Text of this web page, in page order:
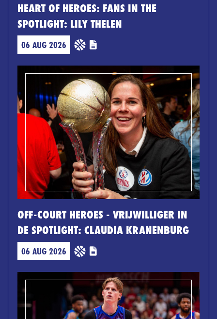
HEART OF HEROES: FANS IN THE
SPOTLIGHT: LILY THELEN
06 AUG 2026
OFF-COURT HEROES - VRIJWILLIGER IN
DE SPOTLIGHT: CLAUDIA KRANENBURG
06 AUG 2026